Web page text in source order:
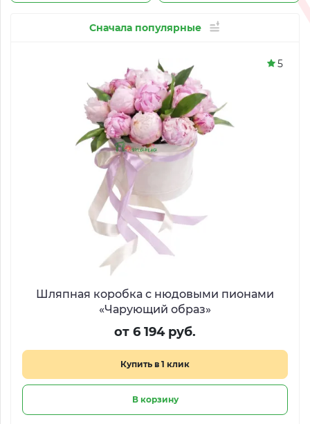
Сначала популярные
Шляпная коробка с нюдовыми пионами
«Чарующий образ»
от 6 194 руб.
Купить в 1 клик
В корзину
5